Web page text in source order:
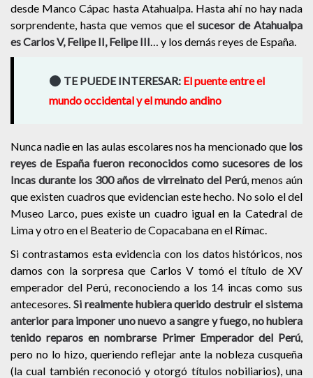
desde Manco Cápac hasta Atahualpa. Hasta ahí no hay nada
sorprendente, hasta que vemos queel sucesor de Atahualpa
es Carlos V, Felipe II, Felipe III… y los demás reyes de España.
TE PUEDE INTERESAR: El puente entre el
mundo occidental y el mundo andino
Nunca nadie en las aulas escolares nos ha mencionado que los
reyes de España fueron reconocidos como sucesores de los
Incas durante los 300 años de virreinato del Perú, menos aún
que existen cuadros que evidencian este hecho. No solo el del
Museo Larco, pues existe un cuadro igual en la Catedral de
Lima y otro en el Beaterio de Copacabana en el Rímac.
Si contrastamos esta evidencia con los datos históricos, nos
damos con la sorpresa que Carlos V tomó el título de XV
emperador del Perú, reconociendo a los 14 incas como sus
antecesores. Si realmente hubiera querido destruir el sistema
anterior para imponer uno nuevo a sangre y fuego, no hubiera
tenido reparos en nombrarse Primer Emperador del Perú,
pero no lo hizo, queriendo reflejar ante la nobleza cusqueña
(la cual también reconoció y otorgó títulos nobiliarios), una